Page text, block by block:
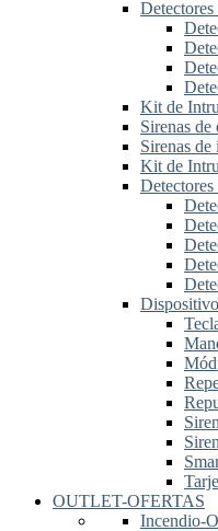
Kit de
Sirenas de
Sirenas
Kit de
OUTLET-OFERTAS
Incendio-